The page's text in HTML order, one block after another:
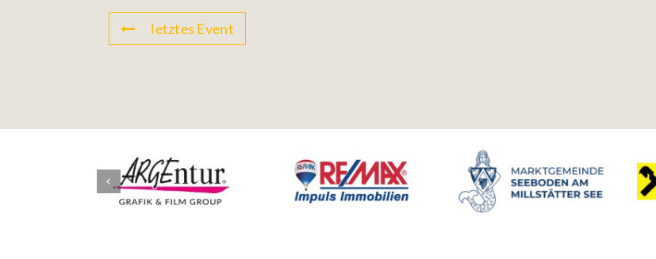
letztes Event